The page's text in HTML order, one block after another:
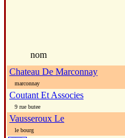
nom
Chateau De Marconnay
marconnay
Coutant Et Associes
9 rue butee
Vausseroux Le
le bourg